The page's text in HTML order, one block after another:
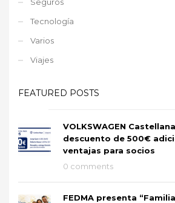
Tecnología
Varios
Viajes
FEATURED POSTS
VOLKSWAGEN
descuento de 500€
ventajas para socios
0 comments
FEDMA presenta